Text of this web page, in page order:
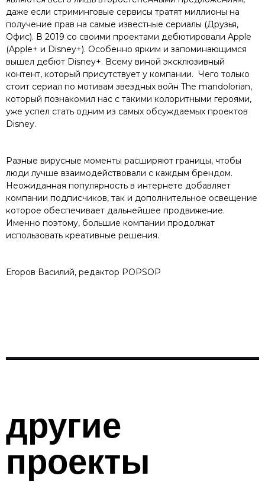
даже если стриминговые сервисы тратят миллионы на
получение прав на самые известные сериалы (Друзья,
Офис). В 2019 со своими проектами дебютировали Apple
(Apple+ и Disney+). Особенно ярким и запоминающимся
вышел дебют Disney+. Всему виной эксклюзивный
контент, который присутствует у компании. Чего только
стоит сериал по мотивам звездных войн The mandolorian,
который познакомил нас с такими колоритными героями,
уже успел стать одним из самых обсуждаемых проектов
Disney.
Разные вирусные моменты расширяют границы, чтобы
люди лучше взаимодействовали с каждым брендом.
Неожиданная популярность в интернете добавляет
компании подписчиков, так и дополнительное освещение
которое обеспечивает дальнейшее продвижение.
Именно поэтому, большие компании продолжат
использовать креативные решения.
Егоров Василий, редактор POPSOP
другие
проекты